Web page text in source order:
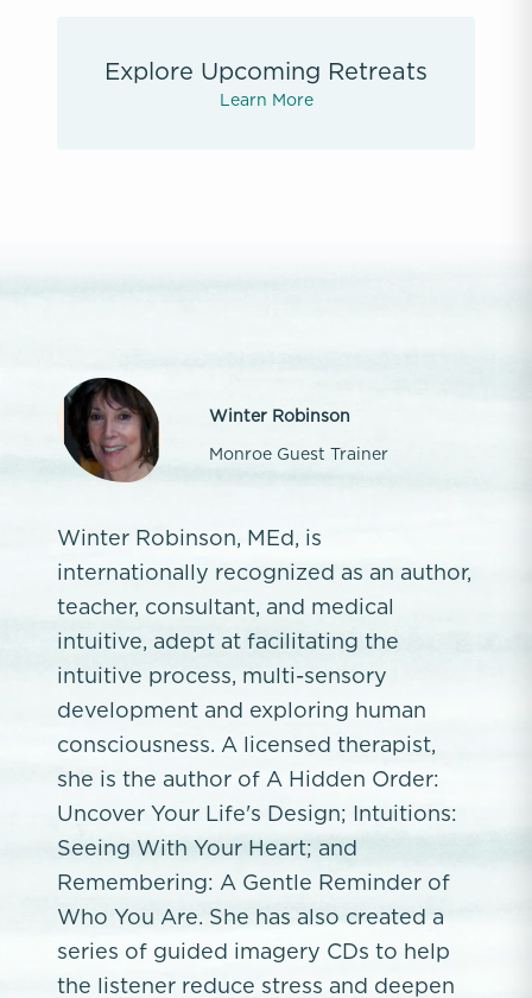
Explore Upcoming Retreats
Learn More
Winter Robinson
Monroe Guest Trainer
Winter Robinson, MEd, is
internationally recognized as an author,
teacher, consultant, and medical
intuitive, adept at facilitating the
intuitive process, multi-sensory
development and exploring human
consciousness. A licensed therapist,
she is the author of A Hidden Order:
Uncover Your Life's Design; Intuitions:
Seeing With Your Heart; and
Remembering: A Gentle Reminder of
Who You Are. She has also created a
series of guided imagery CDs to help
the listener reduce stress and deepen